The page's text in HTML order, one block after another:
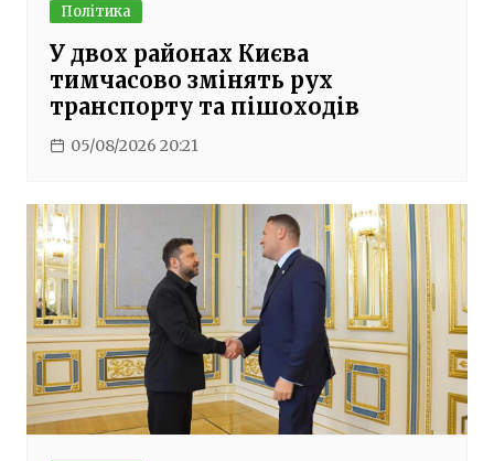
Політика
У двох районах Києва
тимчасово змінять рух
транспорту та пішоходів
05/08/2026 20:21